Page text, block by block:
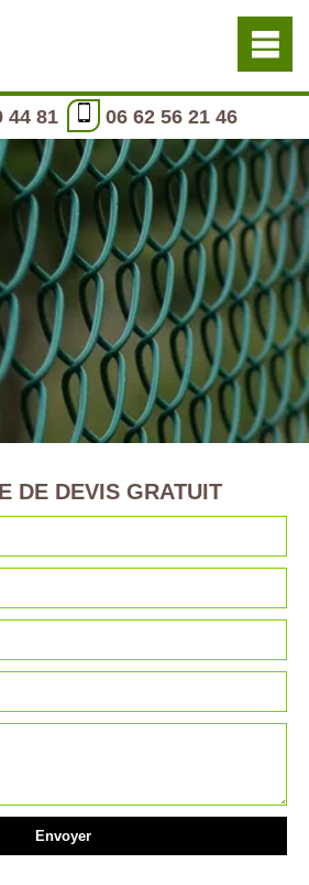
44 81 06 62 56 21 46
DE DEVIS GRATUIT